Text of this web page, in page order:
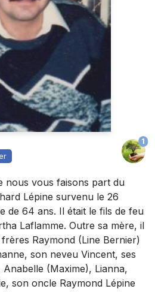
1
nous vous faisons part du
Lépine survenu le 26
de 64 ans. Il était le fils de feu
Laflamme. Outre sa mère, il
Raymond (Line Bernier)
son neveu Vincent, ses
(Maxime), Lianna,
son oncle Raymond Lépine